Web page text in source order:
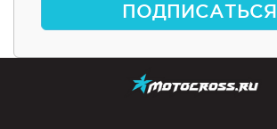
ПОДПИСАТЬСЯ